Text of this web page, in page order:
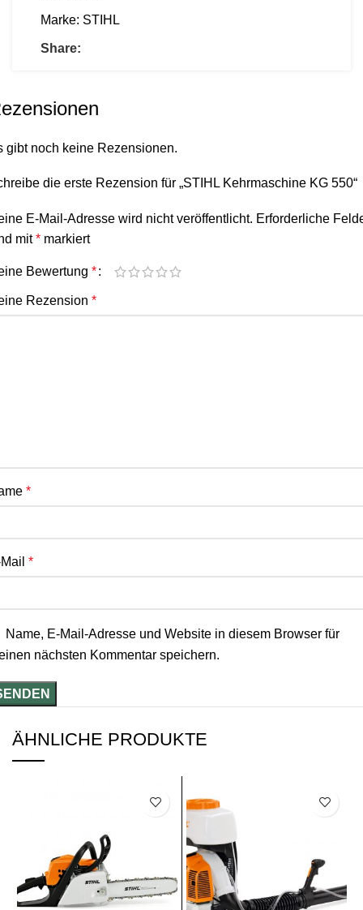
Marke: STIHL
Share:
gibt noch keine Rezensionen.
die erste Rezension für „STIHL Kehrmaschine KG 550“
E-Mail-Adresse wird nicht veröffentlicht. Erforderliche
mit* markiert
Bewertung *
Rezension *
*
*
Name, E-Mail-Adresse und Website in diesem Browser für
nächsten Kommentar speichern.
ÄHNLICHE PRODUKTE